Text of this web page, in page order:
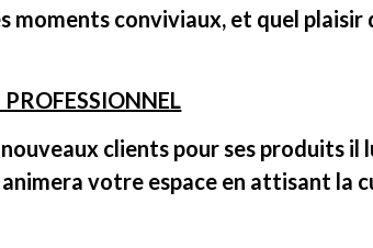
moments conviviaux, et quel
clients pour ses produits
votre espace en attisant la